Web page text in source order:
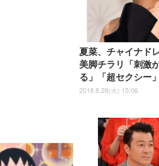
夏菜、チャイナド
美脚チラリ「刺激
る」「超セクシー」
2018.8.28(火) 15:06